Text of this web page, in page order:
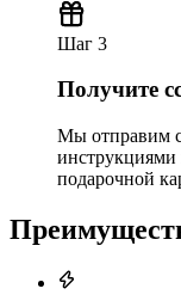
Шаг 3
Получите
Мы отправим
инструкциями
подарочной